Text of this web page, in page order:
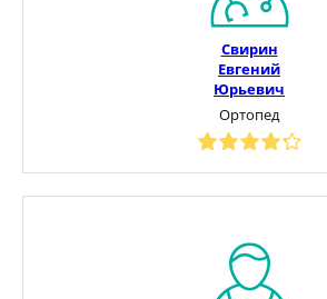
Свирин
Евгений
Юрьевич
Ортопед